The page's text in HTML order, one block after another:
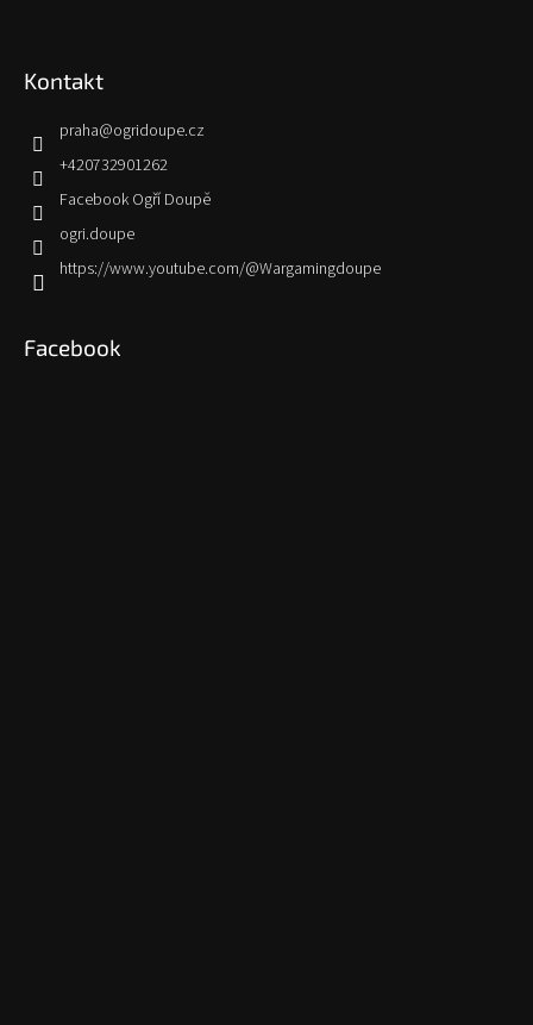
Kontakt
praha@ogridoupe.cz
+420732901262
Facebook Ogří Doupě
ogri.doupe
https://www.youtube.com/@Wargamingdoupe
Facebook